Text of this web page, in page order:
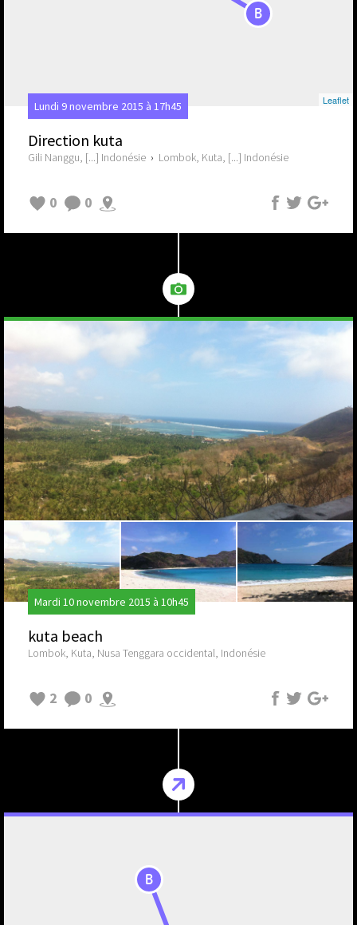
B
Leaflet
Lundi 9 novembre 2015 à 17h45
Direction kuta
Gili Nanggu, [...] Indonésie › Lombok, Kuta, [...] Indonésie
0 0
Mardi 10 novembre 2015 à 10h45
kuta beach
Lombok, Kuta, Nusa Tenggara occidental, Indonésie
2 0
B